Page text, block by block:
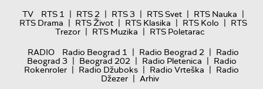
TV
RTS 1 | RTS 2 | RTS 3 | RTS Svet | RTS Nauka |
RTS Drama | RTS Život | RTS Klasika | RTS Kolo | RTS
Trezor | RTS Muzika | RTS Poletarac
RADIO
Radio Beograd 1 | Radio Beograd 2 | Radio
Beograd 3 | Beograd 202 | Radio Pletenica | Radio
Rokenroler | Radio Džuboks | Radio Vrteška | Radio
Džezer | Arhiv